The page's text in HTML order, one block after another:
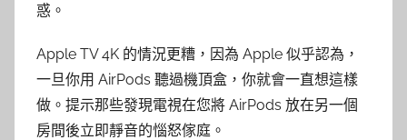
惑。
Apple TV 4K 的情況更糟，因為 Apple 似乎認為，
一旦你用 AirPods 聽過機頂盒，你就會一直想這樣
做。提示那些發現電視在您將 AirPods 放在另一個
房間後立即靜音的惱怒傢庭。